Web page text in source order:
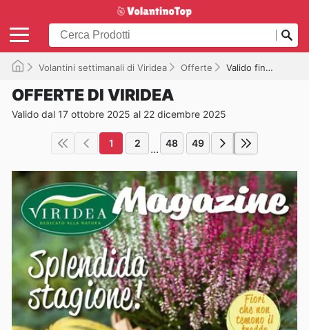
Volantini settimanali di Viridea Offerte Valido fino al 22/12/2025
OFFERTE DI VIRIDEA
Valido dal 17 ottobre 2025 al 22 dicembre 2025
1 2 ... 48 49